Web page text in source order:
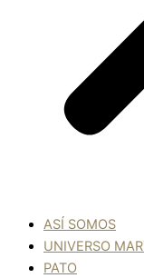
ASÍ SOMOS
UNIVERSO
PATO